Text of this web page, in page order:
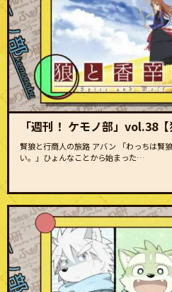
「週刊！ ケモノ部」vol.38
賢狼と行商人の旅路 アバン 「わっちは賢
い。」ひょんなことから始まった…